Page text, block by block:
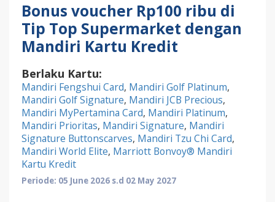
Bonus voucher Rp100 ribu di
Tip Top Supermarket dengan
Mandiri Kartu Kredit
Berlaku Kartu:
Mandiri Fengshui Card, Mandiri Golf Platinum,
Mandiri Golf Signature, Mandiri JCB Precious,
Mandiri MyPertamina Card, Mandiri Platinum,
Mandiri Prioritas, Mandiri Signature, Mandiri
Signature Buttonscarves, Mandiri Tzu Chi Card,
Mandiri World Elite, Marriott Bonvoy® Mandiri
Kartu Kredit
Periode: 05 June 2026 s.d 02 May 2027